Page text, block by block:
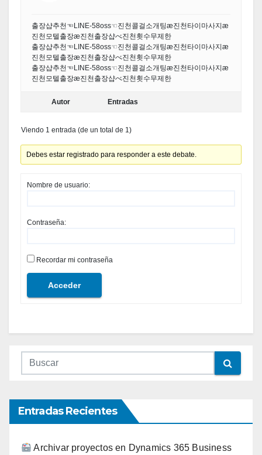
출장샵추천☜LINE-58oss☜진천콜걸소개팅æ진천타이마사지æ
진천모텔출장æ진천출장샵べ진천횟수무제한
출장샵추천☜LINE-58oss☜진천콜걸소개팅æ진천타이마사지æ
진천모텔출장æ진천출장샵べ진천횟수무제한
출장샵추천☜LINE-58oss☜진천콜걸소개팅æ진천타이마사지æ
진천모텔출장æ진천출장샵べ진천횟수무제한
Autor Entradas
Viendo 1 entrada (de un total de 1)
Debes estar registrado para responder a este debate.
Nombre de usuario:
Contraseña:
Recordar mi contraseña
Acceder
Entradas Recientes
Archivar proyectos en Dynamics 365 Business